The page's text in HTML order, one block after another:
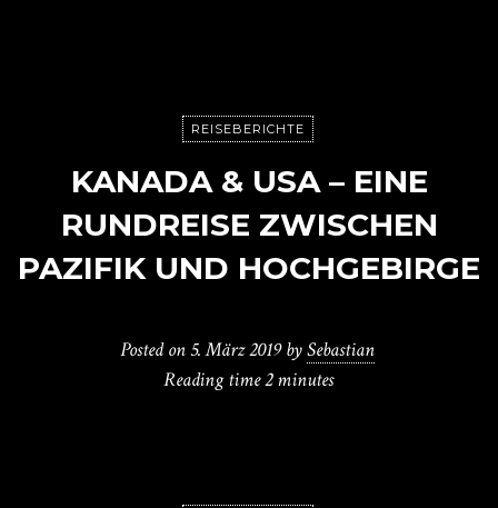
REISEBERICHTE
KANADA & USA – EINE
RUNDREISE ZWISCHEN
PAZIFIK UND HOCHGEBIRGE
Posted on5. März 2019 bySebastian
Reading time2 minutes